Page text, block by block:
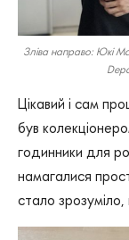
Зліва направо: Юкі
Цікавий і сам
був
годинники для
намагалися
стало